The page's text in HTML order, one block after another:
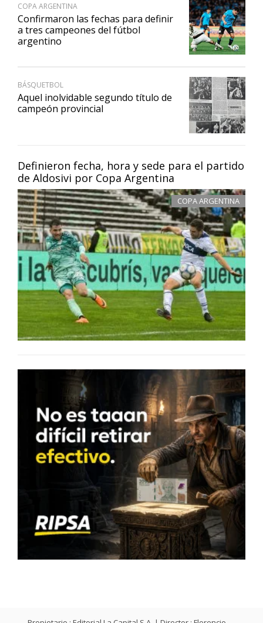
Definieron fecha, hora y sede para el partido
de Aldosivi por Copa Argentina
COPA ARGENTINA
COPA ARGENTINA
Confirmaron las fechas para definir
a tres campeones del fútbol
argentino
BÁSQUETBOL
Aquel inolvidable segundo título de
campeón provincial